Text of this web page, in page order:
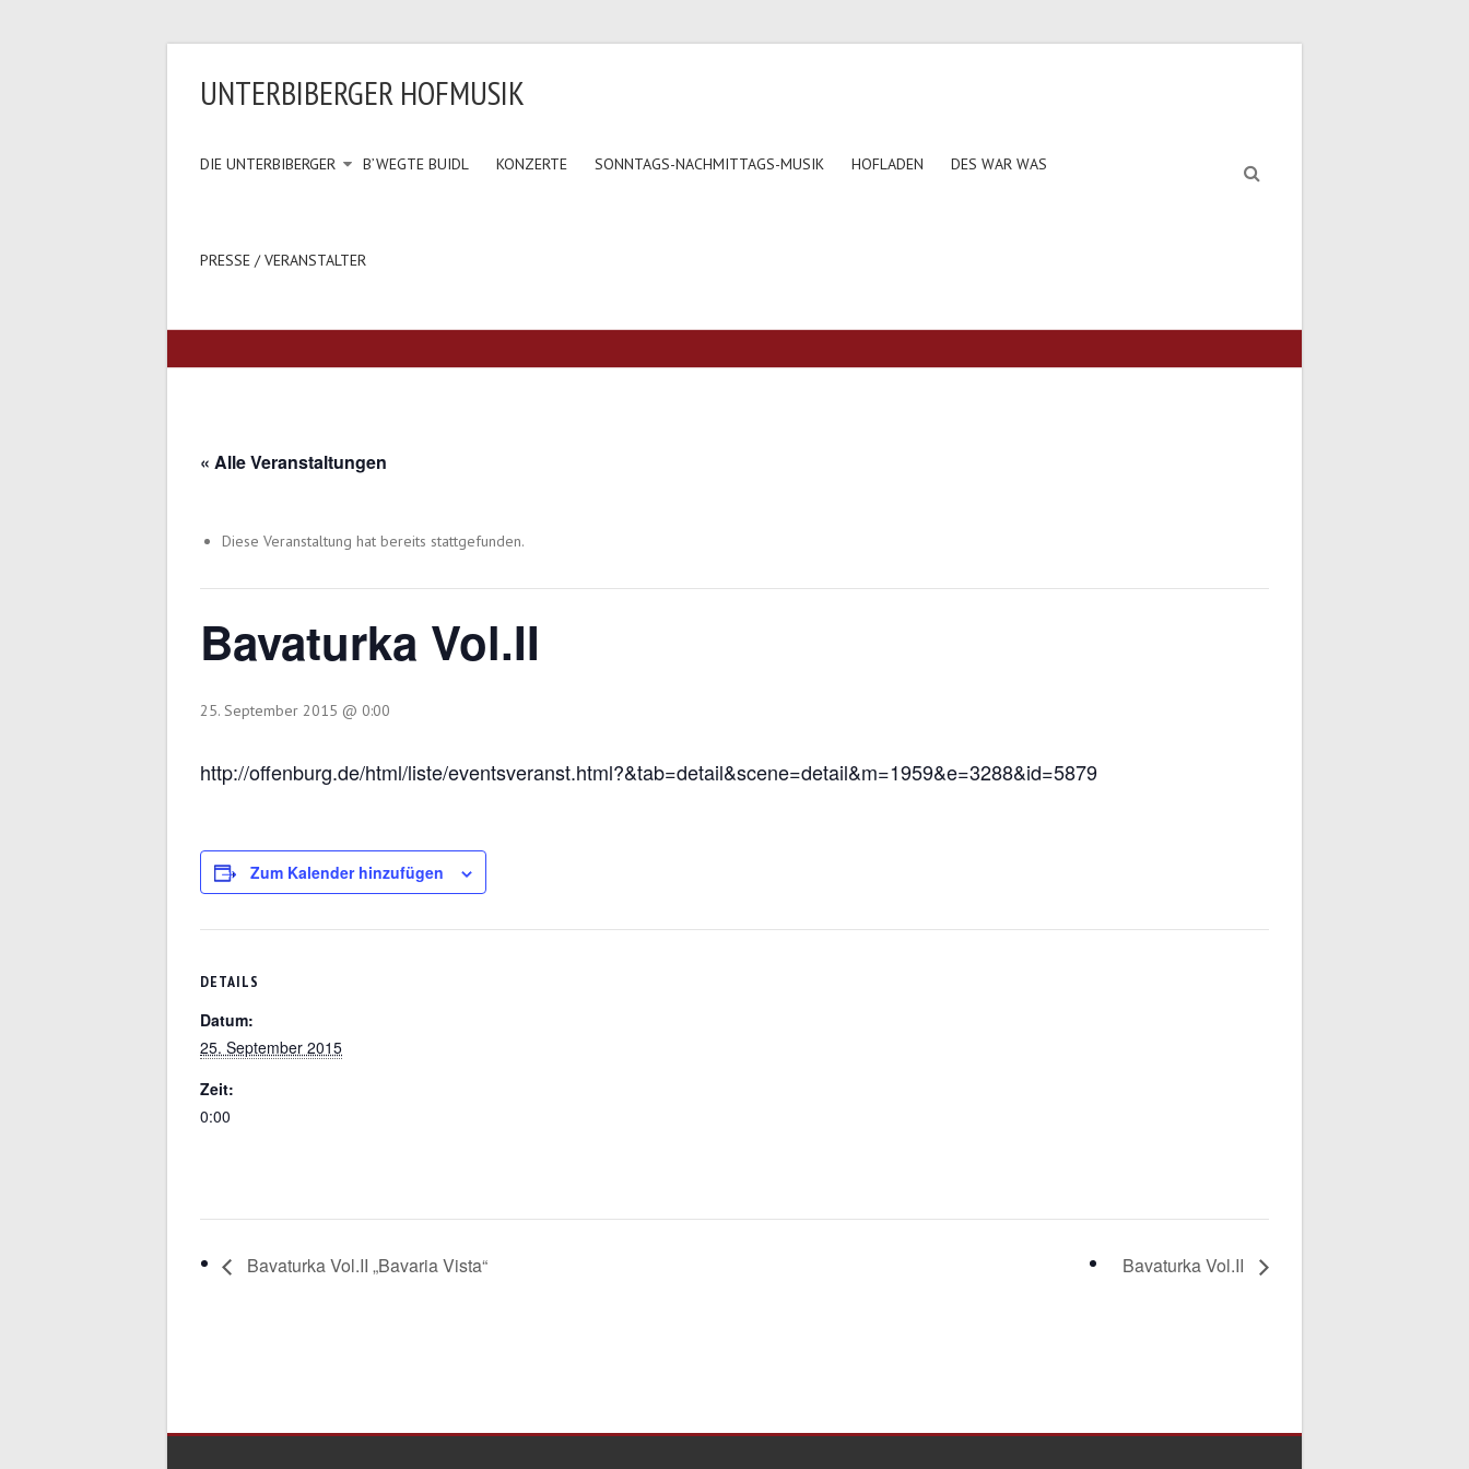
UNTERBIBERGER HOFMUSIK
DIE UNTERBIBERGER B’WEGTE BUIDL KONZERTE SONNTAGS-NACHMITTAGS-MUSIK HOFLADEN DES WAR WAS
PRESSE / VERANSTALTER
« Alle Veranstaltungen
Diese Veranstaltung hat bereits stattgefunden.
Bavaturka Vol.II
25. September 2015 @ 0:00
http://offenburg.de/html/liste/eventsveranst.html?&tab=detail&scene=detail&m=1959&e=3288&id=5879
Zum Kalender hinzufügen
DETAILS
Datum:
25. September 2015
Zeit:
0:00
Bavaturka Vol.II „Bavaria Vista“ Bavaturka Vol.II